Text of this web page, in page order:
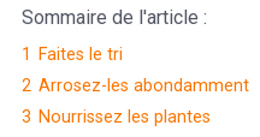
Sommaire de l'article :
1
Faites le tri
2 Arrosez-les abondamment
3 Nourrissez les plantes